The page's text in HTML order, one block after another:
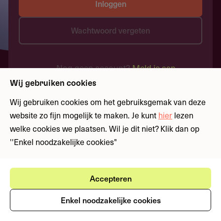
Inloggen
Wachtwoord vergeten
Nog geen account?Meld je aan
Wij gebruiken cookies
Wij gebruiken cookies om het gebruiksgemak van deze
website zo fijn mogelijk te maken. Je kunt hier lezen
welke cookies we plaatsen. Wil je dit niet? Klik dan op
''Enkel noodzakelijke cookies"
Accepteren
Enkel noodzakelijke cookies